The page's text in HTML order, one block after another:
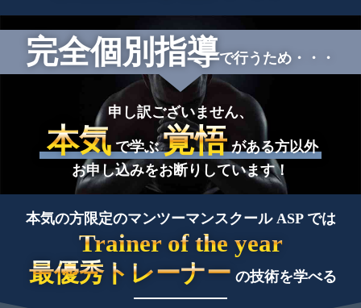
完全個別指導で行うため・・・
申し訳ございません、
本気 で学ぶ 覚悟 がある方以外
お申し込みをお断りしています！
本気の方限定のマンツーマンスクール ASP では
Trainer of the year
最優秀トレーナー の技術を学べる